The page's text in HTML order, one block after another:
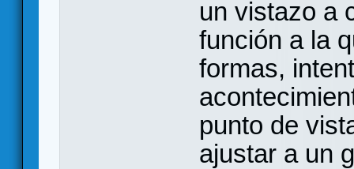
un vistazo a
función a la
formas,
punto de
ajustar a un